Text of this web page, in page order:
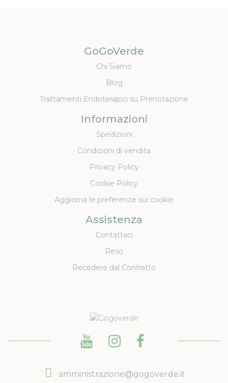
GoGoVerde
Chi Siamo
Blog
Trattamenti Endoterapici su Prenotazione
Informazioni
Spedizioni
Condizioni di vendita
Privacy Policy
Cookie Policy
Aggiorna le preferenze sui cookie
Assistenza
Contattaci
Reso
Recedere dal Contratto
amministrazione@gogoverde.it